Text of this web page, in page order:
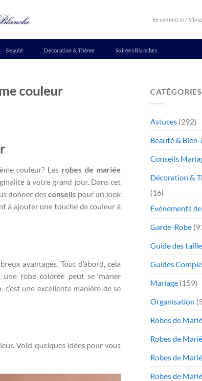
Se connecter /
Beauté Décoration & Thème Soirées Blanches
couleur
couleur? Les robes de mariée
à votre grand jour. Dans cet
donner desconseils pour un look
à ajouter une touche de couleur à
avantages. Tout d’abord, cela
robe colorée peut se marier
une excellente manière de se
Voici quelques idées pour vous
CATÉGORIES
Astuces (292)
Beauté &
Conseils
Décoration &
(16)
Événements
Garde-Robe
Guide des
Guides
Mariage (159)
Organisation
Robes de
Robes de
Robes de
Robes de